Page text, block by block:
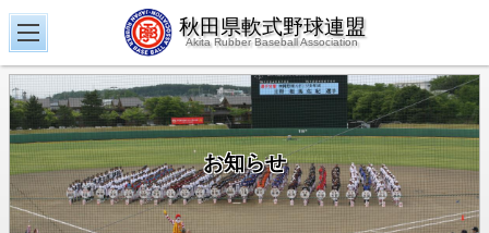
秋田県軟式野球連盟
Akita Rubber Baseball Association
お知らせ